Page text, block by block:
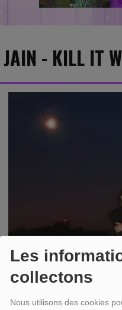
Les
collectons
Nous utilisons des cookies
JAIN - KILL IT